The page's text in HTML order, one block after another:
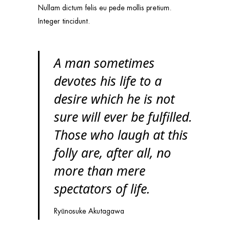
Nullam dictum felis eu pede mollis pretium.
Integer tincidunt.
A man sometimes
devotes his life to a
desire which he is not
sure will ever be fulfilled.
Those who laugh at this
folly are, after all, no
more than mere
spectators of life.
Ryūnosuke Akutagawa